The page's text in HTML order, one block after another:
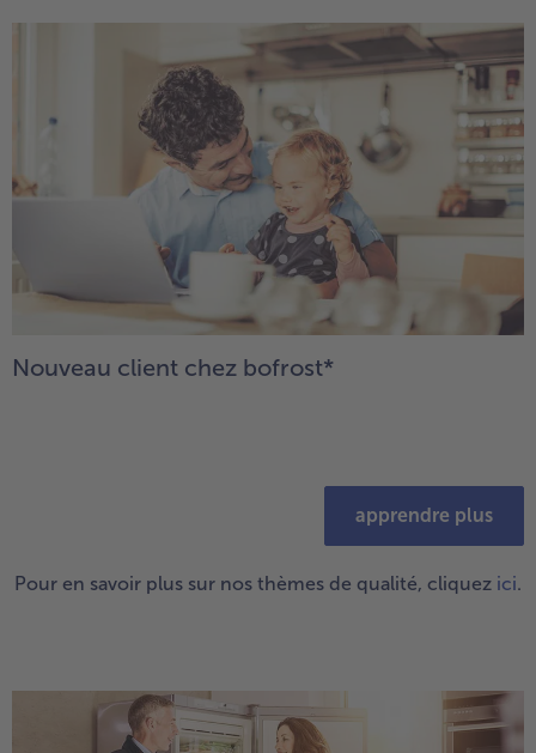
Nouveau client chez bofrost*
apprendre plus
Pour en savoir plus sur nos thèmes de qualité, cliquez ici.